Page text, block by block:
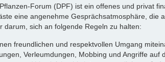
Forum (DPF) ist ein offenes und privat
eine angenehme Gesprächsatmosphäre, die
darum, sich an folgende Regeln zu halten:
freundlichen und respektvollen Umgang
Verleumdungen, Mobbing und Angriffe